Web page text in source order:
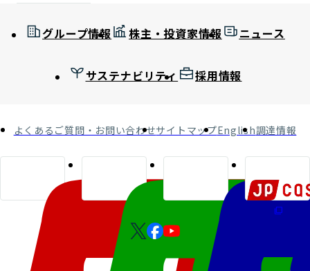
グループ情報 株主・投資家情報 ニュース
サステナビリティ 採用情報
よくあるご質問・お問い合わせサイトマップEnglish調達情報